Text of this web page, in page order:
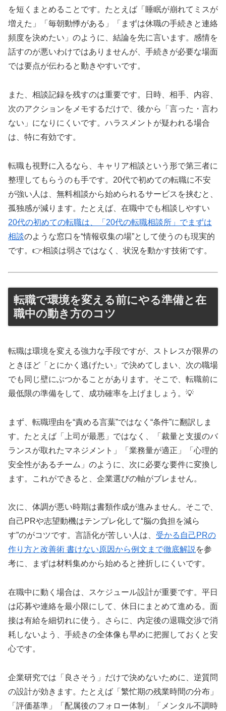
を短くまとめることです。たとえば「睡眠が崩れてミスが
増えた」「毎朝動悸がある」「まずは休職の手続きと連絡
頻度を決めたい」のように、結論を先に言います。感情を
話すのが悪いわけではありませんが、手続きが必要な場面
では要点が伝わると動きやすいです。
また、相談記録を残すのは重要です。日時、相手、内容、
次のアクションをメモするだけで、後から「言った・言わ
ない」になりにくいです。ハラスメントが疑われる場合
は、特に有効です。
転職も視野に入るなら、キャリア相談という形で第三者に
整理してもらうのも手です。20代で初めての転職に不安
が強い人は、無料相談から始められるサービスを挟むと、
孤独感が減ります。たとえば、在職中でも相談しやすい
20代の初めての転職は、「20代の転職相談所」でまずは
相談のような窓口を“情報収集の場”として使うのも現実的
です。👉相談は弱さではなく、状況を動かす技術です。
転職で環境を変える前にやる準備と在
職中の動き方のコツ
転職は環境を変える強力な手段ですが、ストレスが限界の
ときほど「とにかく逃げたい」で決めてしまい、次の職場
でも同じ壁にぶつかることがあります。そこで、転職前に
最低限の準備をして、成功確率を上げましょう。💡
まず、転職理由を“責める言葉”ではなく“条件”に翻訳しま
す。たとえば「上司が最悪」ではなく、「裁量と支援のバ
ランスが取れたマネジメント」「業務量が適正」「心理的
安全性があるチーム」のように、次に必要な要件に変換し
ます。これができると、企業選びの軸がブレません。
次に、体調が悪い時期は書類作成が進みません。そこで、
自己PRや志望動機はテンプレ化して“脳の負担を減ら
す”のがコツです。言語化が苦しい人は、 受かる自己PRの
作り方と改善術 書けない原因から例文まで徹底解説 を参
考に、まずは材料集めから始めると挫折しにくいです。
在職中に動く場合は、スケジュール設計が重要です。平日
は応募や連絡を最小限にして、休日にまとめて進める。面
接は有給を細切れに使う。さらに、内定後の退職交渉で消
耗しないよう、手続きの全体像も早めに把握しておくと安
心です。
企業研究では「良さそう」だけで決めないために、逆質問
の設計が効きます。たとえば「繁忙期の残業時間の分布」
「評価基準」「配属後のフォロー体制」「メンタル不調時